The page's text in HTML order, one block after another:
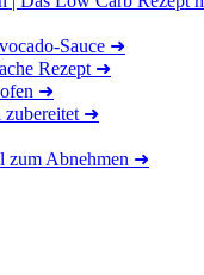
Sauce ➜
Rezept ➜
➜
➜
zum Abnehmen ➜